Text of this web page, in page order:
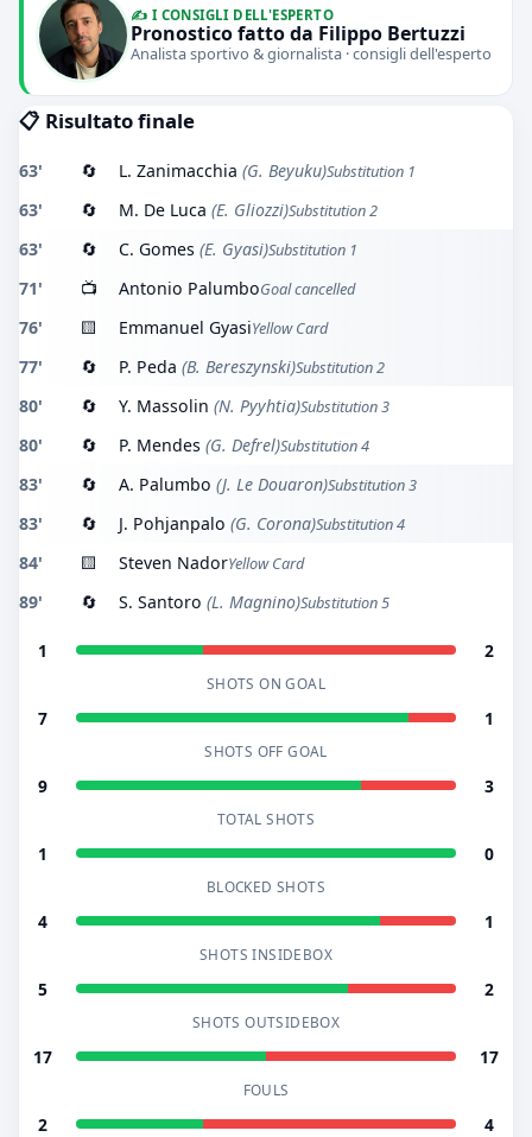
✍️ I CONSIGLI DELL'ESPERTO
Pronostico fatto da Filippo Bertuzzi
Analista sportivo & giornalista · consigli dell'esperto
📋 Risultato finale
63' 🔄 L. Zanimacchia (G. Beyuku)Substitution 1
63' 🔄 M. De Luca (E. Gliozzi)Substitution 2
63' 🔄 C. Gomes (E. Gyasi)Substitution 1
71' 📺 Antonio PalumboGoal cancelled
76' 🟨 Emmanuel GyasiYellow Card
77' 🔄 P. Peda (B. Bereszynski)Substitution 2
80' 🔄 Y. Massolin (N. Pyyhtia)Substitution 3
80' 🔄 P. Mendes (G. Defrel)Substitution 4
83' 🔄 A. Palumbo (J. Le Douaron)Substitution 3
83' 🔄 J. Pohjanpalo (G. Corona)Substitution 4
84' 🟨 Steven NadorYellow Card
89' 🔄 S. Santoro (L. Magnino)Substitution 5
1 2
SHOTS ON GOAL
7 1
SHOTS OFF GOAL
9 3
TOTAL SHOTS
1 0
BLOCKED SHOTS
4 1
SHOTS INSIDEBOX
5 2
SHOTS OUTSIDEBOX
17 17
FOULS
2 4